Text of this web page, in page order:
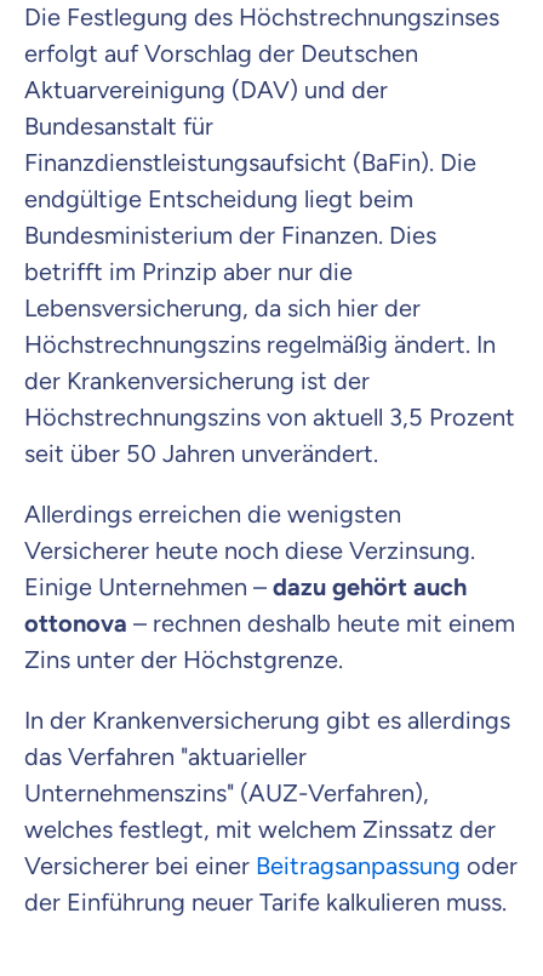
Die Festlegung des Höchstrechnungszinses
erfolgt auf Vorschlag der Deutschen
Aktuarvereinigung (DAV) und der
Bundesanstalt für
Finanzdienstleistungsaufsicht (BaFin). Die
endgültige Entscheidung liegt beim
Bundesministerium der Finanzen. Dies
betrifft im Prinzip aber nur die
Lebensversicherung, da sich hier der
Höchstrechnungszins regelmäßig ändert. In
der Krankenversicherung ist der
Höchstrechnungszins von aktuell 3,5 Prozent
seit über 50 Jahren unverändert.
Allerdings erreichen die wenigsten
Versicherer heute noch diese Verzinsung.
Einige Unternehmen – dazu gehört auch
ottonova – rechnen deshalb heute mit einem
Zins unter der Höchstgrenze.
In der Krankenversicherung gibt es allerdings
das Verfahren "aktuarieller
Unternehmenszins" (AUZ-Verfahren),
welches festlegt, mit welchem Zinssatz der
Versicherer bei einer Beitragsanpassung oder
der Einführung neuer Tarife kalkulieren muss.